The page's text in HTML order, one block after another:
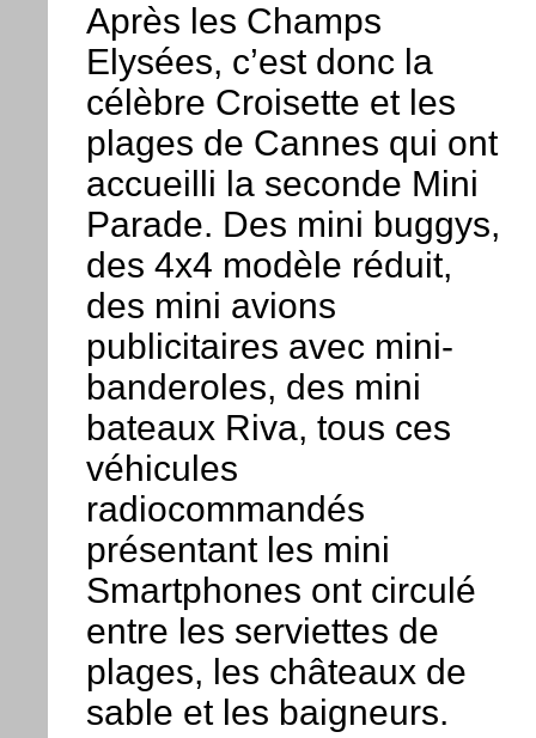
Après les Champs
Elysées, c’est donc la
célèbre Croisette et les
plages de Cannes qui ont
accueilli la seconde Mini
Parade. Des mini buggys,
des 4x4 modèle réduit,
des mini avions
publicitaires avec mini-
banderoles, des mini
bateaux Riva, tous ces
véhicules
radiocommandés
présentant les mini
Smartphones ont circulé
entre les serviettes de
plages, les châteaux de
sable et les baigneurs.